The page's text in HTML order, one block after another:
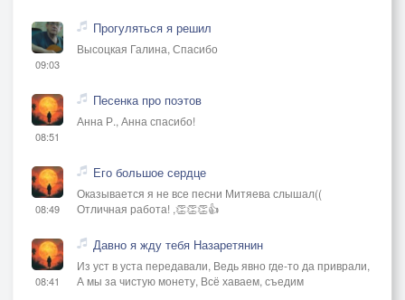
09:03
Прогуляться я решил
Высоцкая Галина, Спасибо
08:51
Песенка про поэтов
Анна Р., Анна спасибо!
08:49
Его большое сердце
Оказывается я не все песни Митяева слышал((
Отличная работа! ,👏👏👏👍
08:41
Давно я жду тебя Назаретянин
Из уст в уста передавали, Ведь явно где-то да приврали,
А мы за чистую монету, Всё хаваем, съедим